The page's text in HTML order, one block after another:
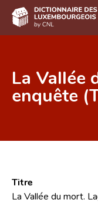
FR
Accueil
Foire aux questions
CNL
La Vallée
enquête
Titre
La Vallée du mort.